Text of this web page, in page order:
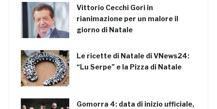
Vittorio Cecchi Gori in
rianimazione per un malore il
giorno di Natale
Le ricette di Natale di VNews24:
“Lu Serpe” e la Pizza di Natale
Gomorra 4: data di inizio ufficiale,